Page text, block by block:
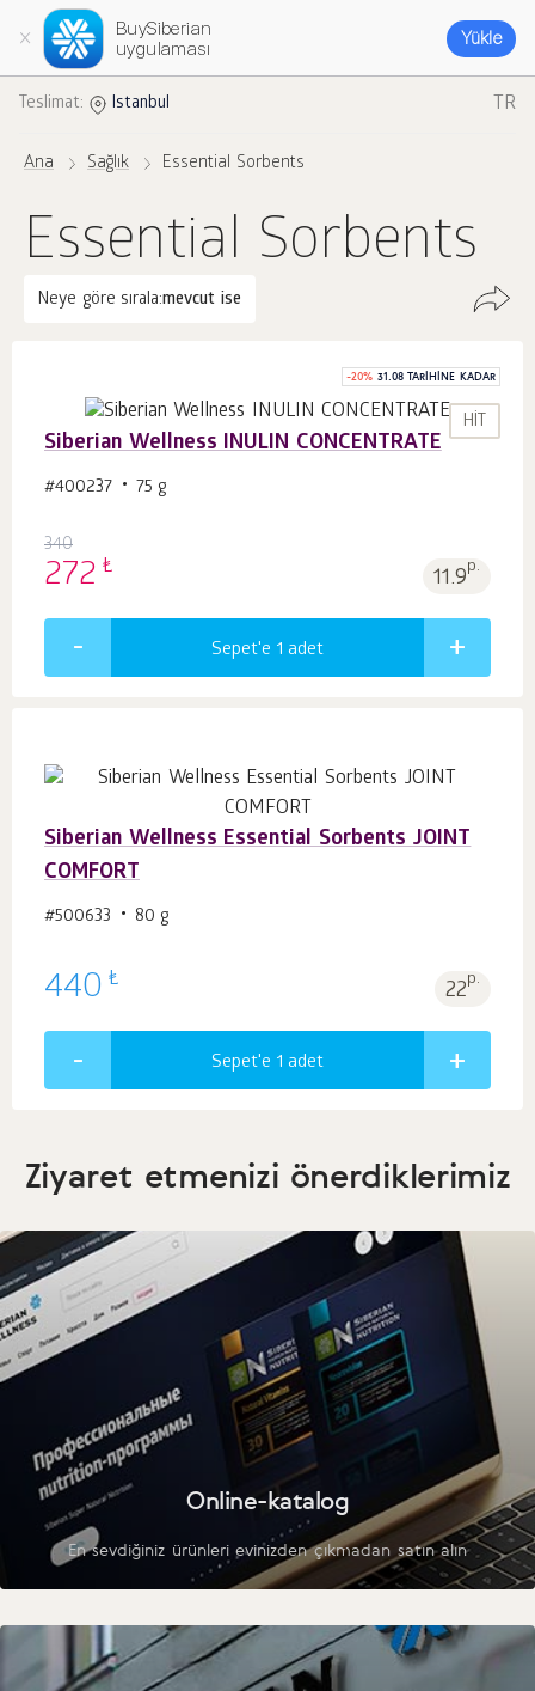
BuySiberian
uygulaması
Yükle
Teslimat: Istanbul TR
Ana Sağlık Essential Sorbents
Essential Sorbents
Neye göre sırala:mevcut ise
-20% 31.08 TARIHINE KADAR
HIT
Siberian Wellness INULIN CONCENTRATE
#400237 75 g
340
272 ₺ 11.9p.
Sepet'e 1 adet
Siberian Wellness Essential Sorbents JOINT
COMFORT
#500633 80 g
440 ₺ 22p.
Sepet'e 1 adet
Ziyaret etmenizi önerdiklerimiz
Online-katalog
En sevdiğiniz ürünleri evinizden çıkmadan satın alın